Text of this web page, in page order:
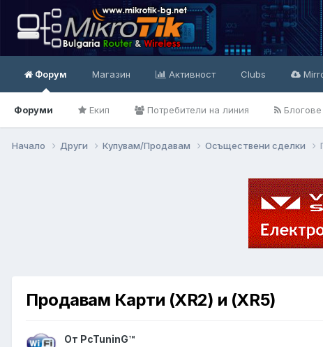
Форум
Форуми Екип Потребители на линия Блогове
Магазин Активност Clubs
Начало Други Купувам/Продавам Осъществени сделки
Продавам Карти (XR2) и (XR5)
От PcTuninG™